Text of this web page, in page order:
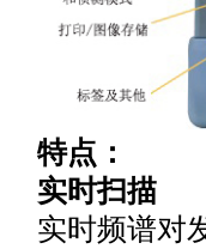
特点：
实时扫描
实时频谱对